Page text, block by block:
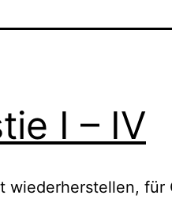
I – IV
wiederherstellen,